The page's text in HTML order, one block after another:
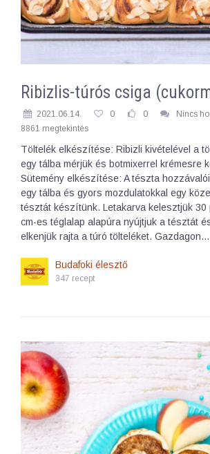
Ribizlis-túrós csiga
2021.06.14. 0 0
Nincs
8861 megtekintés
Töltelék elkészítése: Ribizli kivételével a
egy tálba mérjük és botmixerrel krémesre
Sütemény elkészítése: A tészta
egy tálba és gyors mozdulatokkal egy
tésztát készítünk. Letakarva kelesztjük 30
cm-es téglalap alapúra nyújtjuk a tésztát
elkenjük rajta a túró tölteléket. Gazdagon…
Budafoki élesztő
347 recept